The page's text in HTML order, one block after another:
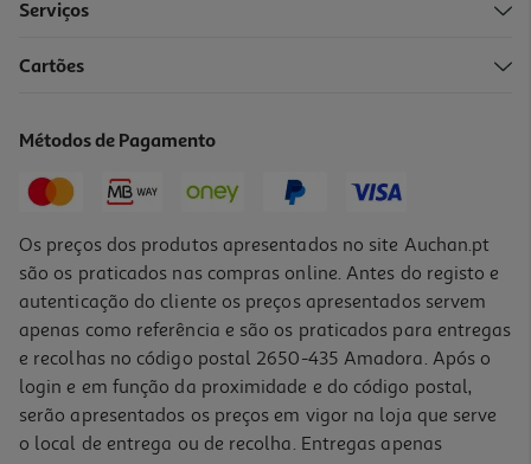
Serviços
Cartões
Métodos de Pagamento
Os preços dos produtos apresentados no site Auchan.pt
são os praticados nas compras online. Antes do registo e
autenticação do cliente os preços apresentados servem
apenas como referência e são os praticados para entregas
e recolhas no código postal 2650-435 Amadora. Após o
login e em função da proximidade e do código postal,
serão apresentados os preços em vigor na loja que serve
o local de entrega ou de recolha. Entregas apenas